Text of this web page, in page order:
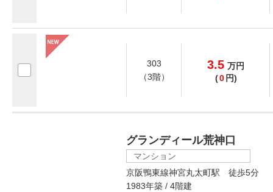
303
（3階）
3.5 万円
(0 円)
グランディール荒神口
マンション
京阪鴨東線神宮丸太町駅 徒歩5分
1983年築 / 4階建